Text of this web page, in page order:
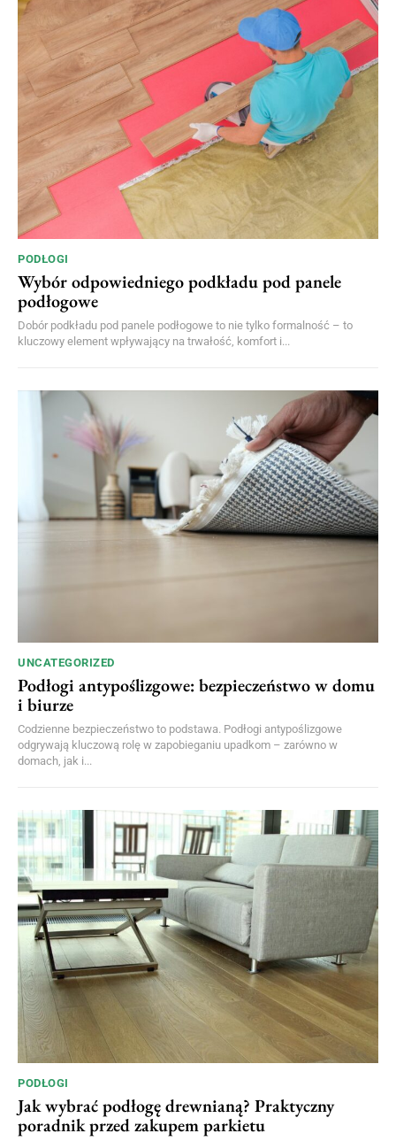
PODŁOGI
Wybór odpowiedniego podkładu pod panele
podłogowe
Dobór podkładu pod panele podłogowe to nie tylko formalność – to
kluczowy element wpływający na trwałość, komfort i...
UNCATEGORIZED
Podłogi antypoślizgowe: bezpieczeństwo w domu
i biurze
Codzienne bezpieczeństwo to podstawa. Podłogi antypoślizgowe
odgrywają kluczową rolę w zapobieganiu upadkom – zarówno w
domach, jak i...
PODŁOGI
Jak wybrać podłogę drewnianą? Praktyczny
poradnik przed zakupem parkietu